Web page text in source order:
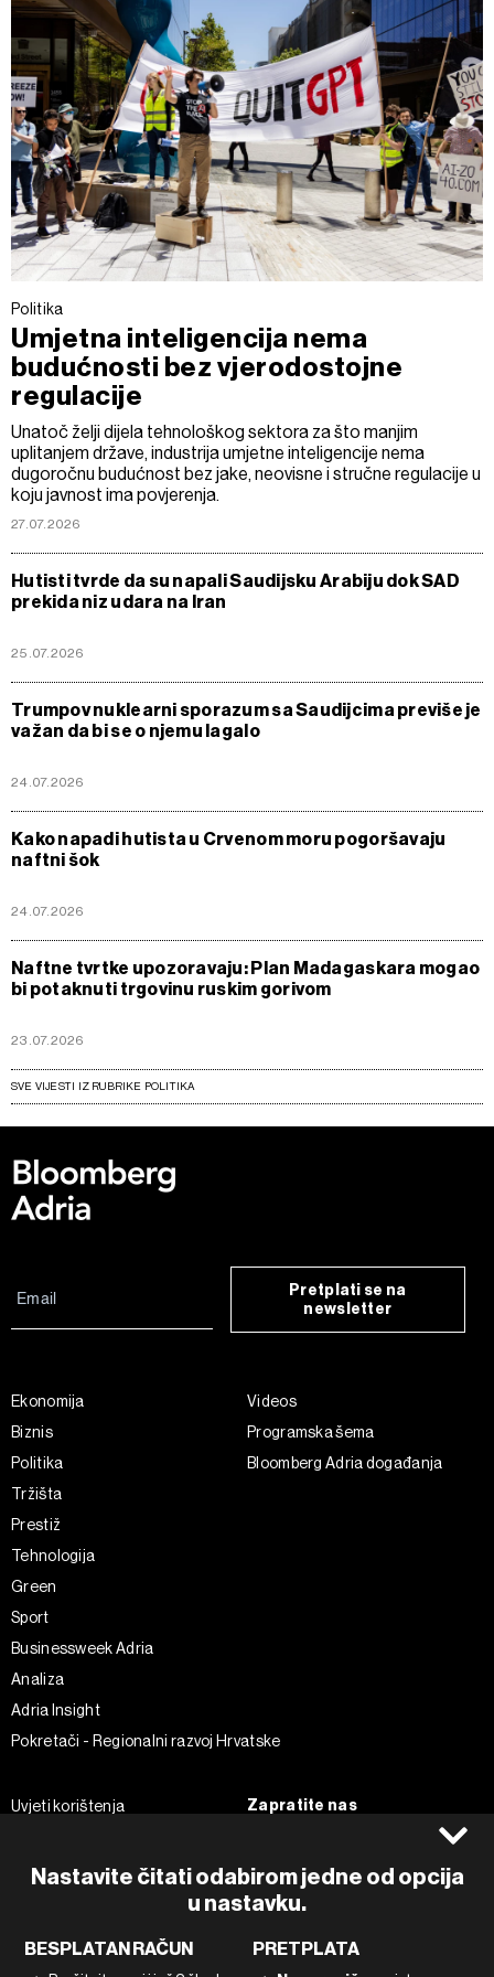
Politika
Umjetna inteligencija nema
budućnosti bez vjerodostojne
regulacije
Unatoč želji dijela tehnološkog sektora za što manjim
uplitanjem države, industrija umjetne inteligencije nema
dugoročnu budućnost bez jake, neovisne i stručne regulacije u
koju javnost ima povjerenja.
27.07.2026
Hutisti tvrde da su napali Saudijsku Arabiju dok SAD
prekida niz udara na Iran
25.07.2026
Trumpov nuklearni sporazum sa Saudijcima previše je
važan da bi se o njemu lagalo
24.07.2026
Kako napadi hutista u Crvenom moru pogoršavaju
naftni šok
24.07.2026
Naftne tvrtke upozoravaju: Plan Madagaskara mogao
bi potaknuti trgovinu ruskim gorivom
23.07.2026
SVE VIJESTI IZ RUBRIKE POLITIKA
Nastavite čitati odabirom jedne od opcija
u nastavku.
BESPLATAN RAČUN PRETPLATA
Pretplati se na
newsletter
Ekonomija
Biznis
Politika
Tržišta
Prestiž
Tehnologija
Green
Sport
Businessweek Adria
Analiza
Adria Insight
Pokretači - Regionalni razvoj Hrvatske
Videos
Programska šema
Bloomberg Adria događanja
Uvjeti korištenja
Politika kolačića
Korištenje umjetne inteligencije
Zapratite nas
Instagram
Twitter
Tiktok